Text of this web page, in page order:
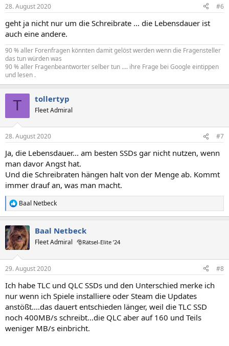
28. August 2020 #6
geht ja nicht nur um die Schreibrate ... die Lebensdauer ist
auch eine andere.
90 % aller Forenfragen könnten damit gelöst werden wenn die Fragensteller
das tun würden was
90 % aller Fragenbeantworter selber tun .... ihre Frage bei Google eintippen
und lesen .
T tollertyp
Fleet Admiral
28. August 2020 #7
Ja, die Lebensdauer... am besten SSDs gar nicht nutzen, wenn
man davor Angst hat.
Und die Schreibraten hängen halt von der Menge ab. Kommt
immer drauf an, was man macht.
R
e
k
t
i
e
:
Baal Netbeck
Baal Netbeck
Fleet Admiral 🎅Rätsel-Elite ’24
29. August 2020 #8
Ich habe TLC und QLC SSDs und den Unterschied merke ich
nur wenn ich Spiele installiere oder Steam die Updates
anstößt....das dauert entschieden länger, weil die TLC SSD
noch 400MB/s schreibt...die QLC aber auf 160 und Teils
weniger MB/s einbricht.